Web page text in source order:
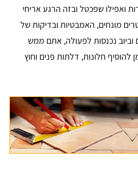
ואפילו שפכטל ובזה הרגע אריחי
מונחים, האמבטיות ובדיקות של
נכנסות לפעולה, אתם ממש
חלונות, דלתות פנים וחוץ